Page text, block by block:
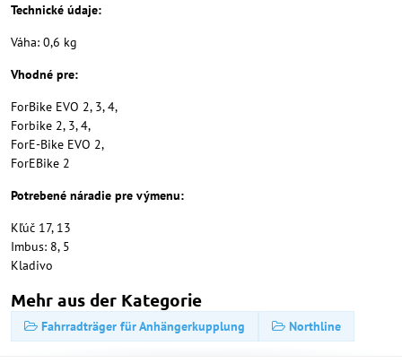
Technické údaje:
Váha: 0,6 kg
Vhodné pre:
ForBike EVO 2, 3, 4,
Forbike 2, 3, 4,
ForE-Bike EVO 2,
ForEBike 2
Potrebené náradie pre výmenu:
Kľúč 17, 13
Imbus: 8, 5
Kladivo
Mehr aus der Kategorie
Fahrradträger für Anhängerkupplung Northline